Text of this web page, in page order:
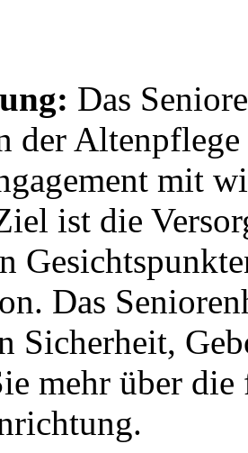
Das
der
mit
ist die
Das
Sicherheit,
mehr über